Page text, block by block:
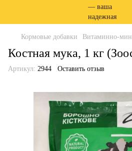
Кормовые добавки Витаминно-
Костная мука, 1 кг
Артикул: 2944 Оставить отзыв